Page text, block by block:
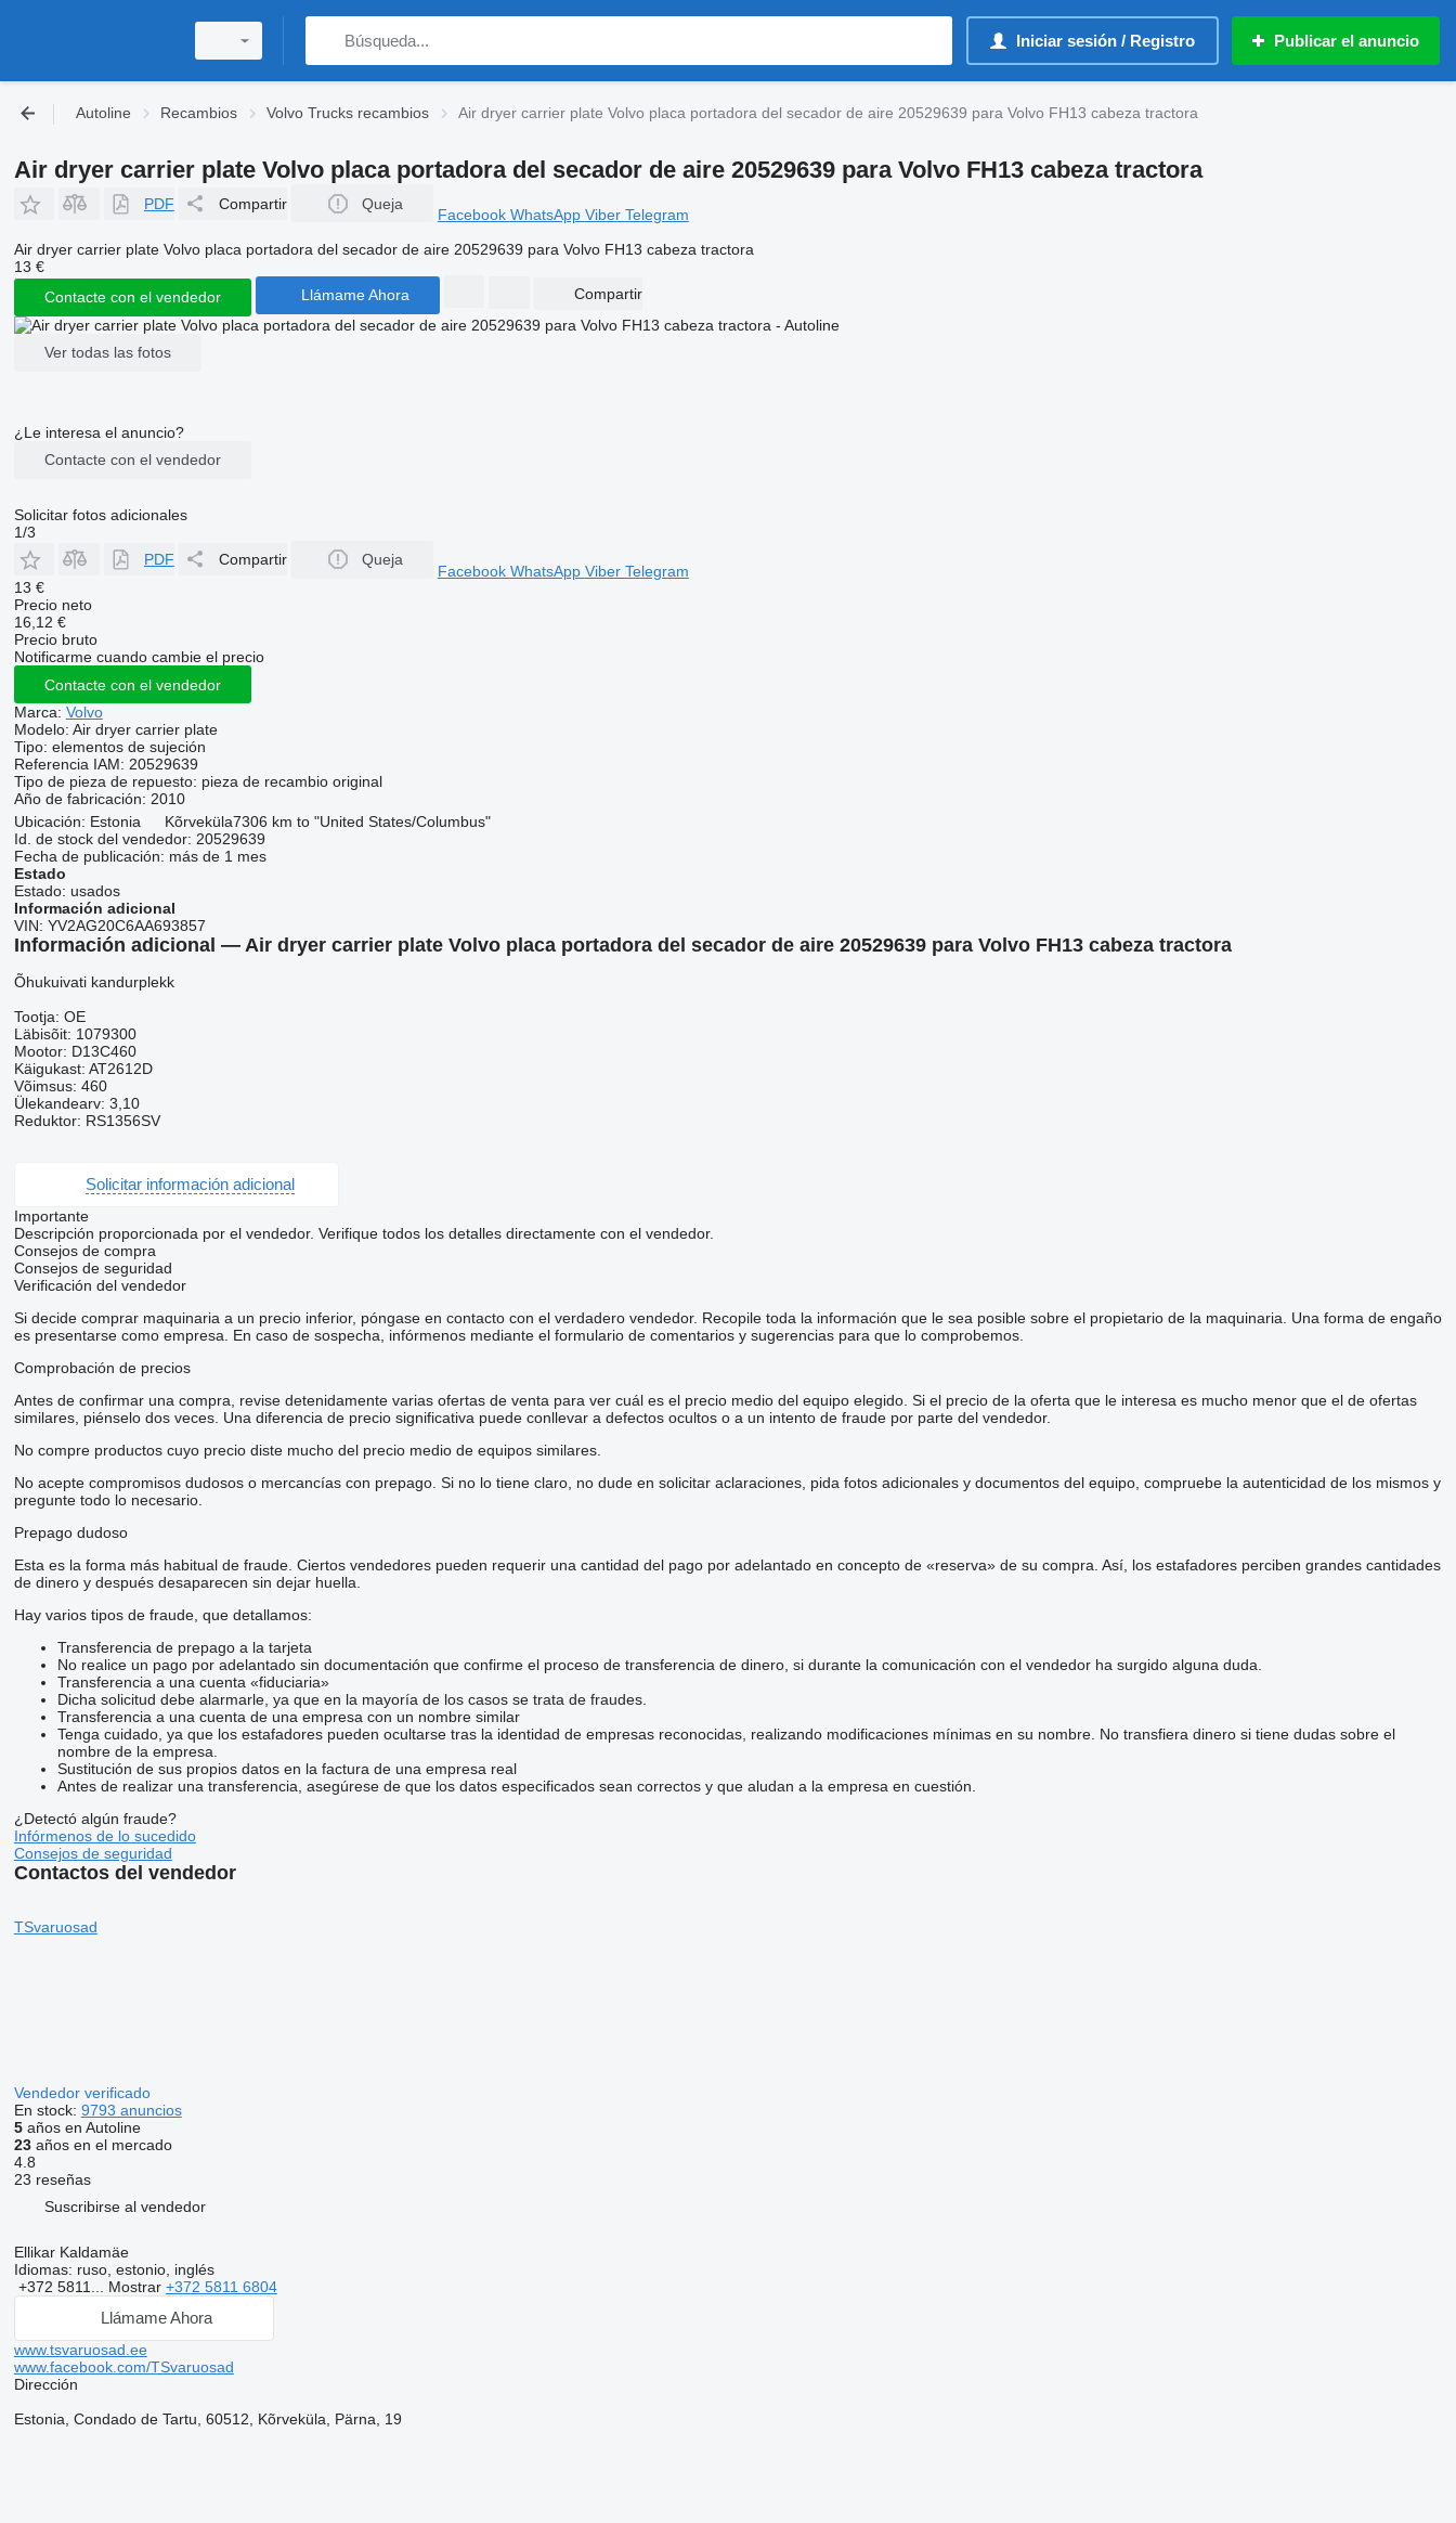
Iniciar sesión / Registro Publicar el anuncio
Autoline Recambios Volvo Trucks recambios Air dryer carrier plate Volvo placa portadora del secador de aire 20529639 para Volvo FH13 cabeza tractora
Air dryer carrier plate Volvo placa portadora del secador de aire 20529639 para Volvo FH13 cabeza tractora
PDF Compartir Queja
Facebook WhatsApp Viber Telegram
Air dryer carrier plate Volvo placa portadora del secador de aire 20529639 para Volvo FH13 cabeza tractora
13 €
Contacte con el vendedor
Llámame Ahora Compartir
Ver todas las fotos
¿Le interesa el anuncio?
Contacte con el vendedor
Solicitar fotos adicionales
1/3
PDF
Compartir Queja
Facebook WhatsApp Viber Telegram
13 €
Precio neto
16,12 €
Precio bruto
Notificarme cuando cambie el precio
Contacte con el vendedor
Marca: Volvo
Modelo: Air dryer carrier plate
Tipo: elementos de sujeción
Referencia IAM: 20529639
Tipo de pieza de repuesto: pieza de recambio original
Año de fabricación: 2010
Ubicación: Estonia Kõrveküla7306 km to "United States/Columbus"
Id. de stock del vendedor: 20529639
Fecha de publicación: más de 1 mes
Estado
Estado: usados
Información adicional
VIN: YV2AG20C6AA693857
Información adicional — Air dryer carrier plate Volvo placa portadora del secador de aire 20529639 para Volvo FH13 cabeza tractora
Õhukuivati kandurplekk
Tootja: OE
Läbisõit: 1079300
Mootor: D13C460
Käigukast: AT2612D
Võimsus: 460
Ülekandearv: 3,10
Reduktor: RS1356SV
Solicitar información adicional
Importante
Descripción proporcionada por el vendedor. Verifique todos los detalles directamente con el vendedor.
Consejos de compra
Consejos de seguridad
Verificación del vendedor
Si decide comprar maquinaria a un precio inferior, póngase en contacto con el verdadero vendedor. Recopile toda la información que le sea posible sobre el propietario de la maquinaria. Una forma de engaño
es presentarse como empresa. En caso de sospecha, infórmenos mediante el formulario de comentarios y sugerencias para que lo comprobemos.
Comprobación de precios
Antes de confirmar una compra, revise detenidamente varias ofertas de venta para ver cuál es el precio medio del equipo elegido. Si el precio de la oferta que le interesa es mucho menor que el de ofertas
similares, piénselo dos veces. Una diferencia de precio significativa puede conllevar a defectos ocultos o a un intento de fraude por parte del vendedor.
No compre productos cuyo precio diste mucho del precio medio de equipos similares.
No acepte compromisos dudosos o mercancías con prepago. Si no lo tiene claro, no dude en solicitar aclaraciones, pida fotos adicionales y documentos del equipo, compruebe la autenticidad de los mismos y
pregunte todo lo necesario.
Prepago dudoso
Esta es la forma más habitual de fraude. Ciertos vendedores pueden requerir una cantidad del pago por adelantado en concepto de «reserva» de su compra. Así, los estafadores perciben grandes cantidades
de dinero y después desaparecen sin dejar huella.
Hay varios tipos de fraude, que detallamos:
Transferencia de prepago a la tarjeta
No realice un pago por adelantado sin documentación que confirme el proceso de transferencia de dinero, si durante la comunicación con el vendedor ha surgido alguna duda.
Transferencia a una cuenta «fiduciaria»
Dicha solicitud debe alarmarle, ya que en la mayoría de los casos se trata de fraudes.
Transferencia a una cuenta de una empresa con un nombre similar
Tenga cuidado, ya que los estafadores pueden ocultarse tras la identidad de empresas reconocidas, realizando modificaciones mínimas en su nombre. No transfiera dinero si tiene dudas sobre el
nombre de la empresa.
Sustitución de sus propios datos en la factura de una empresa real
Antes de realizar una transferencia, asegúrese de que los datos especificados sean correctos y que aludan a la empresa en cuestión.
¿Detectó algún fraude?
Infórmenos de lo sucedido
Consejos de seguridad
Contactos del vendedor
TSvaruosad
Vendedor verificado
En stock: 9793 anuncios
5años en Autoline
23años en el mercado
4.8
23 reseñas
Suscribirse al vendedor
Ellikar Kaldamäe
Idiomas: ruso, estonio, inglés
+372 5811... Mostrar +372 5811 6804
Llámame Ahora
www.tsvaruosad.ee
www.facebook.com/TSvaruosad
Dirección
Estonia, Condado de Tartu, 60512, Kõrveküla, Pärna, 19